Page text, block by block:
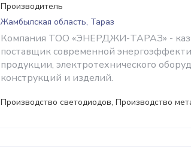
Производитель
Жамбылская область, Тараз
Компания ТОО «ЭНЕРДЖИ-ТАРАЗ» -
поставщик современной
продукции, электротехнического
конструкций и изделий.
Производство светодиодов, Производство